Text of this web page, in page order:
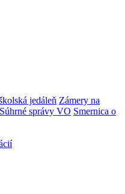
jedáleň Zámery na
Súhrné správy VO Smernica o